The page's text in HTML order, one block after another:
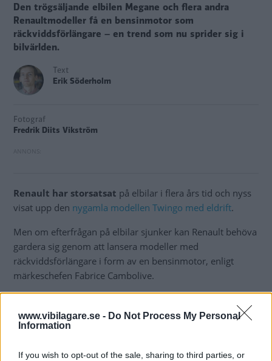
www.vibilagare.se - Do Not Process My Personal
Information
If you wish to opt-out of the sale, sharing to third parties, or
Den trögsäljande elbilen Megane och flera andra
Renaultmodeller få en bensinmotor som
räckviddsförlängare – en trend som nu sprider sig i
bilvärlden.
Text
Erik Söderholm
Fotograf
Fredrik Diits Vikström
Renault har storsatsat på elbilar i flera års tid och nyss
visat upp den nygamla modellen Twingo med eldrift.
Men om efterfrågan på elbilar sjunker kan Renault behöva
gardera sig genom att lansera modeller med
räckviddsförlängare i form av en bensinmotor, enligt
märkeschefen Fabrice Cambolive.
Auto Express.
märkets modeller och på så sätt kapa